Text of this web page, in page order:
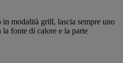
modalità grill, lascia sempre uno
fonte di calore e la parte